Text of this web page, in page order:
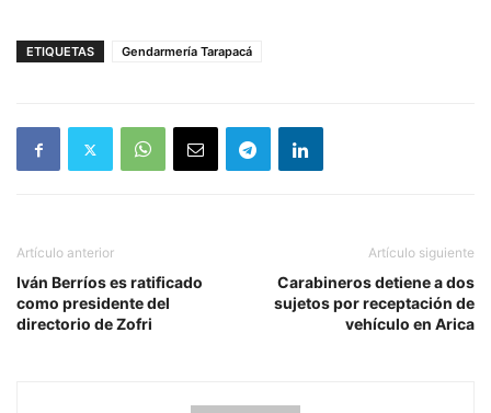
ETIQUETAS Gendarmería Tarapacá
Artículo anterior
Iván Berríos es ratificado
como presidente del
directorio de Zofri
Artículo siguiente
Carabineros detiene a dos
sujetos por receptación de
vehículo en Arica